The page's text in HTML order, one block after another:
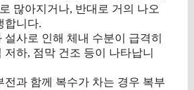
많아지거나, 반대로 거의 나오
합니다.
설사로 인해 체내 수분이 급격히
하, 점막 건조 등이 나타납니
전과 함께 복수가 차는 경우 복부